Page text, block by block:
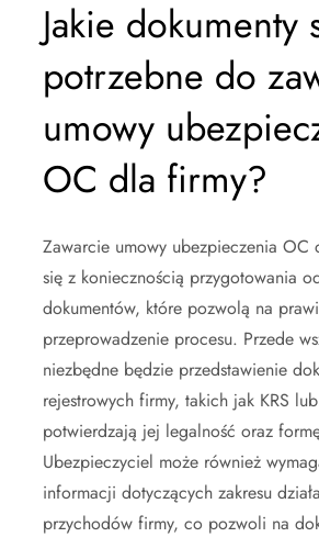
Jakie dokumenty
potrzebne do
umowy
OC dla firmy?
Zawarcie umowy ubezpieczenia OC
się z koniecznością przygotowania
dokumentów, które pozwolą na
przeprowadzenie procesu. Przede
niezbędne będzie przedstawienie
rejestrowych firmy, takich jak KRS
potwierdzają jej legalność oraz
Ubezpieczyciel może również
informacji dotyczących zakresu
przychodów firmy, co pozwoli na